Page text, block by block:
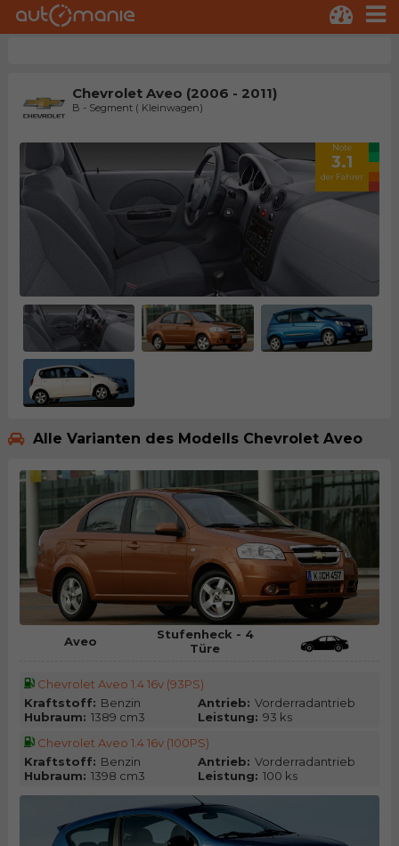
Chevrolet Aveo (2006 - 2011)
B - Segment ( Kleinwagen)
Note
3.1
der Fahrer
Alle Varianten des Modells Chevrolet Aveo
Aveo
Stufenheck - 4
Türe
Chevrolet Aveo 1.4 16v (93PS)
Kraftstoff: Benzin Antrieb: Vorderradantrieb
Hubraum: 1389 cm3 Leistung: 93 ks
Chevrolet Aveo 1.4 16v (100PS)
Kraftstoff: Benzin Antrieb: Vorderradantrieb
Hubraum: 1398 cm3 Leistung: 100 ks